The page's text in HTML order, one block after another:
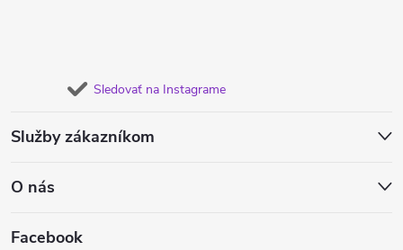
Sledovať na Instagrame
Služby zákazníkom
O nás
Facebook